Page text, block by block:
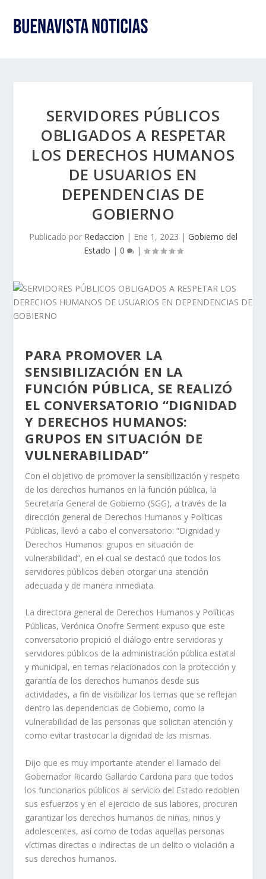
SERVIDORES PÚBLICOS
OBLIGADOS A RESPETAR
LOS DERECHOS HUMANOS
DE USUARIOS EN
DEPENDENCIAS DE
GOBIERNO
Publicado por Redaccion | Ene 1, 2023 | Gobierno del
Estado | 0 |
PARA PROMOVER LA
SENSIBILIZACIÓN EN LA
FUNCIÓN PÚBLICA, SE REALIZÓ
EL CONVERSATORIO “DIGNIDAD
Y DERECHOS HUMANOS:
GRUPOS EN SITUACIÓN DE
VULNERABILIDAD”
Con el objetivo de promover la sensibilización y respeto
de los derechos humanos en la función pública, la
Secretaría General de Gobierno (SGG), a través de la
dirección general de Derechos Humanos y Políticas
Públicas, llevó a cabo el conversatorio: “Dignidad y
Derechos Humanos: grupos en situación de
vulnerabilidad”, en el cual se destacó que todos los
servidores públicos deben otorgar una atención
adecuada y de manera inmediata.
La directora general de Derechos Humanos y Políticas
Públicas, Verónica Onofre Serment expuso que este
conversatorio propició el diálogo entre servidoras y
servidores públicos de la administración pública estatal
y municipal, en temas relacionados con la protección y
garantía de los derechos humanos desde sus
actividades, a fin de visibilizar los temas que se reflejan
dentro las dependencias de Gobierno, como la
vulnerabilidad de las personas que solicitan atención y
como evitar trastocar la dignidad de las mismas.
Dijo que es muy importante atender el llamado del
Gobernador Ricardo Gallardo Cardona para que todos
los funcionarios públicos al servicio del Estado redoblen
sus esfuerzos y en el ejercicio de sus labores, procuren
garantizar los derechos humanos de niñas, niños y
adolescentes, así como de todas aquellas personas
víctimas directas o indirectas de un delito o violación a
sus derechos humanos.